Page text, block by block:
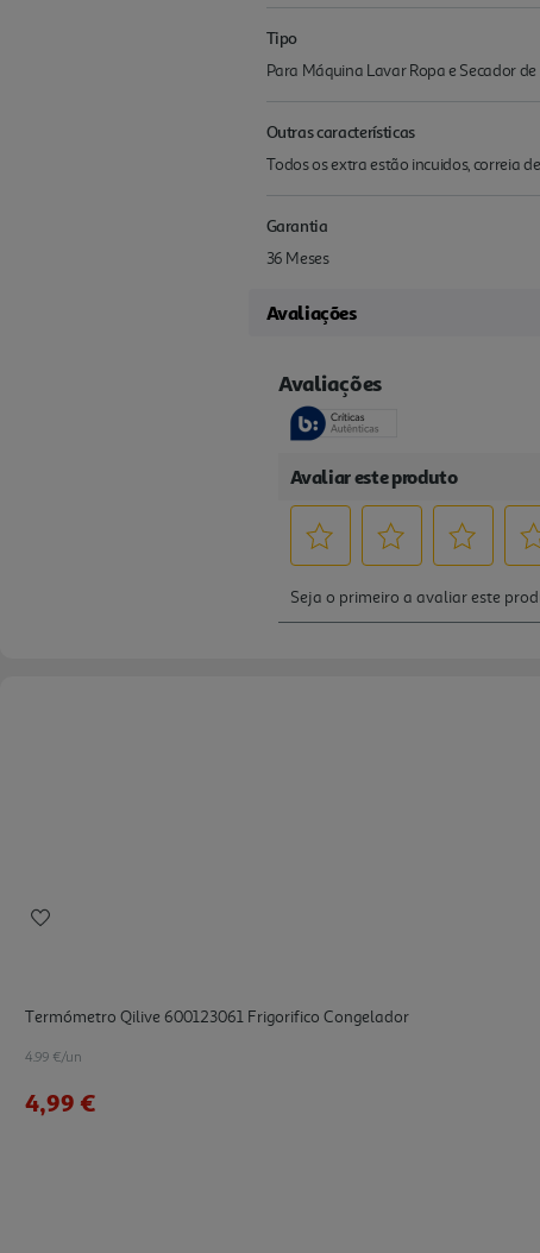
Tipo
Para Máquina Lavar Ropa e Secador de
Outras características
Todos os extra estão incuidos, correia
Garantia
36 Meses
Avaliações
Termómetro Qilive 600123061 Frigorifico Congelador
4.99 €/un
4,99 €